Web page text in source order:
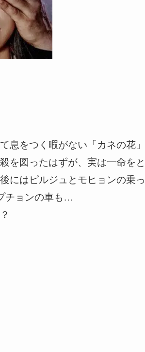
息をつく暇がない「カネの花」
を図ったはずが、実は一命をと
にはピルジュとモヒョンの乗
チョンの車も…